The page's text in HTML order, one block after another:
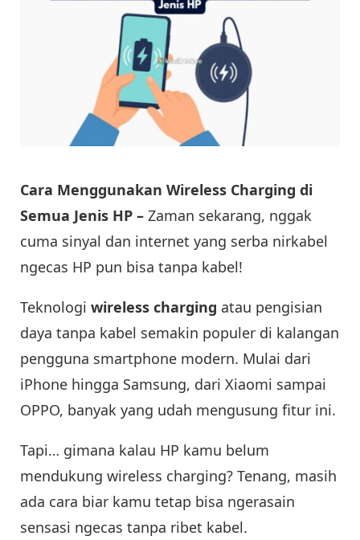
Cara Menggunakan Wireless Charging di
Semua Jenis HP – Zaman sekarang, nggak
cuma sinyal dan internet yang serba nirkabel
ngecas HP pun bisa tanpa kabel!
Teknologi wireless charging atau pengisian
daya tanpa kabel semakin populer di kalangan
pengguna smartphone modern. Mulai dari
iPhone hingga Samsung, dari Xiaomi sampai
OPPO, banyak yang udah mengusung fitur ini.
Tapi… gimana kalau HP kamu belum
mendukung wireless charging? Tenang, masih
ada cara biar kamu tetap bisa ngerasain
sensasi ngecas tanpa ribet kabel.